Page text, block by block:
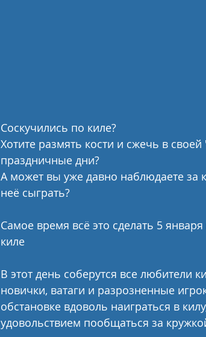
Соскучились по киле?
Хотите размять кости и сжечь в
праздничные дни?
А может вы уже давно наблюдаете за
неё сыграть?
Самое время всё это сделать 5
киле
В этот день соберутся все любители
новички, ватаги и разрозненные
обстановке вдоволь наиграться в
удовольствием пообщаться за